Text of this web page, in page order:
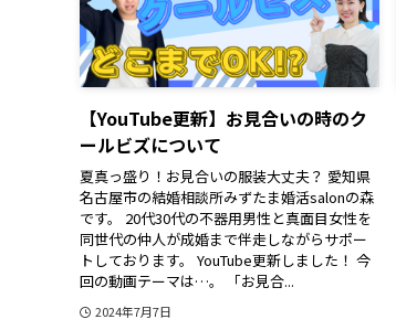
【YouTube更新】お見合いの時のク
ールビズについて
夏真っ盛り！お見合いの服装大丈夫？ 愛知県
名古屋市の結婚相談所みずたま婚活salonの森
です。 20代30代の不器用男性と真面目女性を
同世代の仲人が成婚まで伴走しながらサポー
トしております。 YouTube更新しました！ 今
回の動画テーマは…。 「お見合...
2024年7月7日